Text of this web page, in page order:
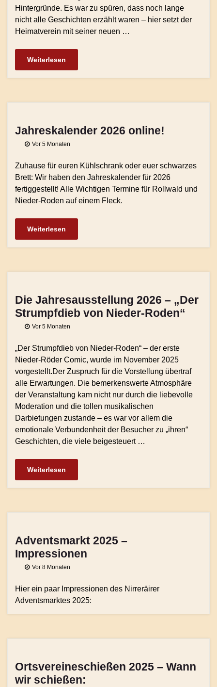
Hintergründe. Es war zu spüren, dass noch lange
nicht alle Geschichten erzählt waren – hier setzt der
Heimatverein mit seiner neuen …
Weiterlesen
Jahreskalender 2026 online!
Vor 5 Monaten
Zuhause für euren Kühlschrank oder euer schwarzes
Brett: Wir haben den Jahreskalender für 2026
fertiggestellt! Alle Wichtigen Termine für Rollwald und
Nieder-Roden auf einem Fleck.
Weiterlesen
Die Jahresausstellung 2026 – „Der
Strumpfdieb von Nieder-Roden“
Vor 5 Monaten
„Der Strumpfdieb von Nieder-Roden“ – der erste
Nieder-Röder Comic, wurde im November 2025
vorgestellt.Der Zuspruch für die Vorstellung übertraf
alle Erwartungen. Die bemerkenswerte Atmosphäre
der Veranstaltung kam nicht nur durch die liebevolle
Moderation und die tollen musikalischen
Darbietungen zustande – es war vor allem die
emotionale Verbundenheit der Besucher zu „ihren“
Geschichten, die viele beigesteuert …
Weiterlesen
Adventsmarkt 2025 –
Impressionen
Vor 8 Monaten
Hier ein paar Impressionen des Nirreräirer
Adventsmarktes 2025:
Ortsvereineschießen 2025 – Wann
wir schießen: